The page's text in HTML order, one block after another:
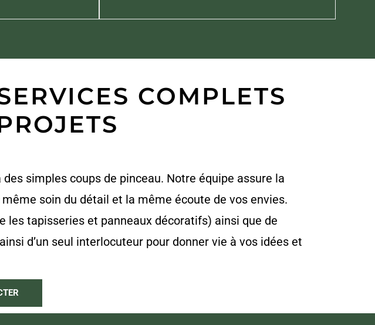
COMPLETS
des simples coups de pinceau. Notre équipe assure la
soin du détail et la même écoute de vos envies.
tapisseries et panneaux décoratifs) ainsi que de
d’un seul interlocuteur pour donner vie à vos idées et